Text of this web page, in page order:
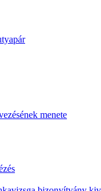
menete